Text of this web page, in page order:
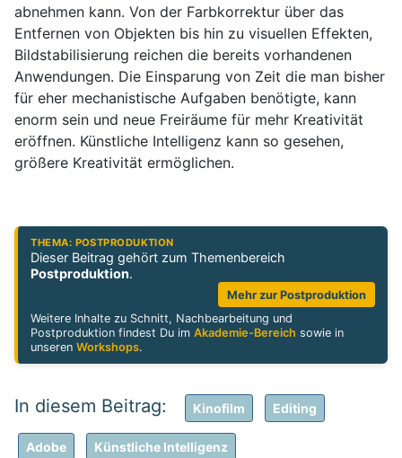
abnehmen kann. Von der Farbkorrektur über das
Entfernen von Objekten bis hin zu visuellen Effekten,
Bildstabilisierung reichen die bereits vorhandenen
Anwendungen. Die Einsparung von Zeit die man bisher
für eher mechanistische Aufgaben benötigte, kann
enorm sein und neue Freiräume für mehr Kreativität
eröffnen. Künstliche Intelligenz kann so gesehen,
größere Kreativität ermöglichen.
THEMA: POSTPRODUKTION
Dieser Beitrag gehört zum Themenbereich
Postproduktion.
Mehr zur Postproduktion
Weitere Inhalte zu Schnitt, Nachbearbeitung und
Postproduktion findest Du imAkademie-Bereich sowie in
unserenWorkshops.
Kinofilm Editing
Adobe Künstliche Intelligenz